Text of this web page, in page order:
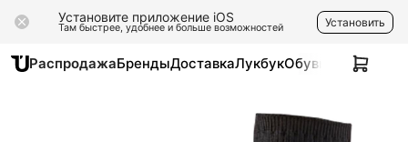
Установите приложение iOS
Там быстрее, удобнее и больше возможностей Установить
РаспродажаБрендыДоставкаЛукбукОбувь Одежда